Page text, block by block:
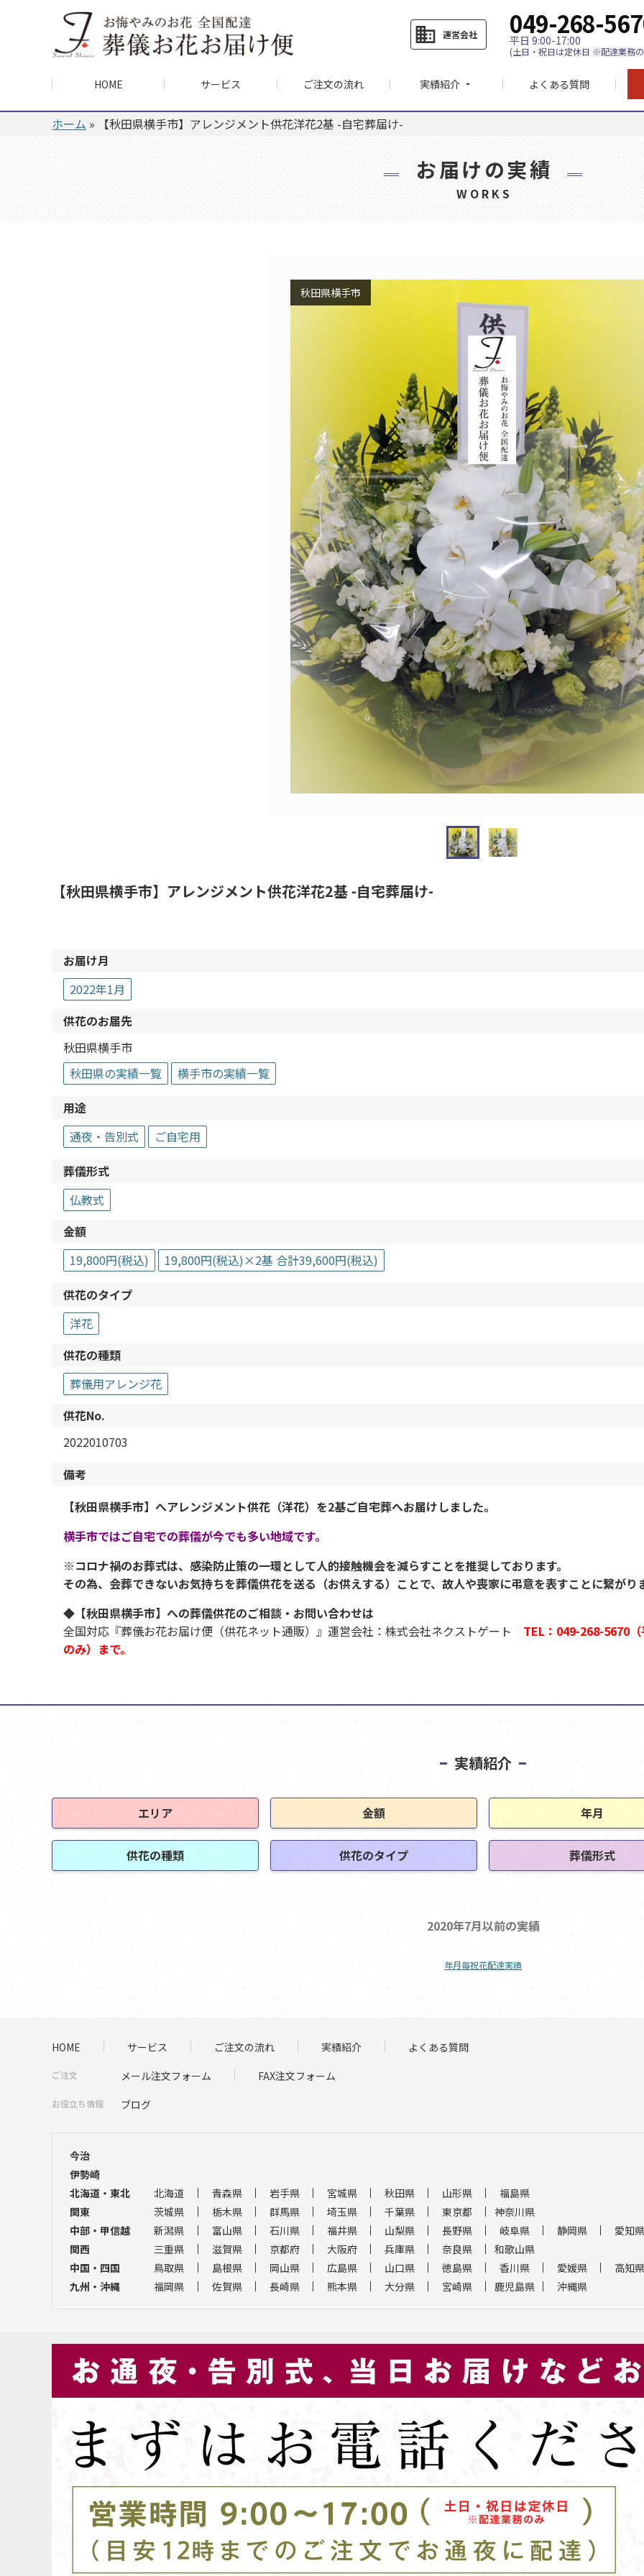
business 運営会社 049-268-
平日 9:00-17:00
(土日・祝日は定休日 ※配達業務
HOME サービス ご注文の流れ 実績紹介 arrow_drop_down よくある質問
ホーム » 【秋田県横手市】アレンジメント供花洋花2基 -自宅葬届け-
お届けの実績
WORKS
秋田県横手市
【秋田県横手市】アレンジメント供花洋花2基 -自宅葬届け-
お届け月
2022年1月
供花のお届先
秋田県横手市
秋田県の実績一覧
横手市の実績一覧
用途
通夜・告別式
ご自宅用
葬儀形式
仏教式
金額
19,800円(税込)
19,800円(税込)×2基 合計39,600円(税込)
供花のタイプ
洋花
供花の種類
葬儀用アレンジ花
供花No.
2022010703
備考
【秋田県横手市】へアレンジメント供花（洋花）を2基ご自宅葬へお届けしました。
横手市ではご自宅での葬儀が今でも多い地域です。
※コロナ禍のお葬式は、感染防止策の一環として人的接触機会を減らすことを推奨しております。
その為、会葬できないお気持ちを葬儀供花を送る（お供えする）ことで、故人や喪家に弔意を表すことに繋がり
◆【秋田県横手市】への葬儀供花のご相談・お問い合わせは
全国対応『葬儀お花お届け便（供花ネット通販）』運営会社：株式会社ネクストゲート TEL：049-268-5670
のみ）まで。
実績紹介
エリア 金額 年月
供花の種類 供花のタイプ 葬儀形式
2020年7月以前の実績
年月毎祝花配達実績
HOME サービス ご注文の流れ 実績紹介 よくある質問
ご注文 メール注文フォーム FAX注文フォーム
お役立ち情報 ブログ
今治
伊勢崎
北海道・東北
北海道 青森県 岩手県 宮城県 秋田県 山形県
福島県
関東
茨城県 栃木県 群馬県 埼玉県 千葉県 東京都
神奈川県
中部・甲信越
新潟県 富山県 石川県 福井県 山梨県 長野県 岐阜県 静岡県
愛知県
関西
三重県 滋賀県 京都府 大阪府 兵庫県 奈良県
和歌山県
中国・四国
鳥取県 島根県 岡山県 広島県 山口県 徳島県 香川県 愛媛県
高知県
九州・沖縄
福岡県 佐賀県 長崎県 熊本県 大分県 宮崎県 鹿児島県 沖縄県